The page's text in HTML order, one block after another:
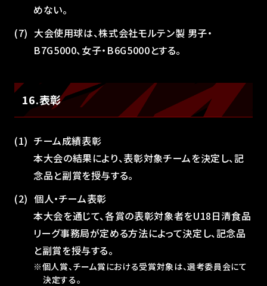
めない。
大会使用球は、株式会社モルテン製 男子・
B7G5000、女子・B6G5000とする。
16.表彰
チーム成績表彰
本大会の結果により、表彰対象チームを決定し、記
念品と副賞を授与する。
個人・チーム表彰
本大会を通じて、各賞の表彰対象者をU18日清食品
リーグ事務局が定める方法によって決定し、記念品
と副賞を授与する。
※個人賞、チーム賞における受賞対象は、選考委員会にて
決定する。